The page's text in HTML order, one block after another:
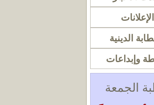
الإعلانات
الدينية
وإبداعات
الجمعة